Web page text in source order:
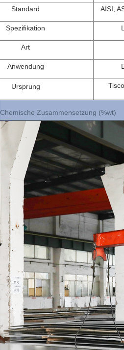
Standard
AISI,
Spezifikation
Art
Anwendung
Ursprung
Chemische Zusammensetzung (%wt)